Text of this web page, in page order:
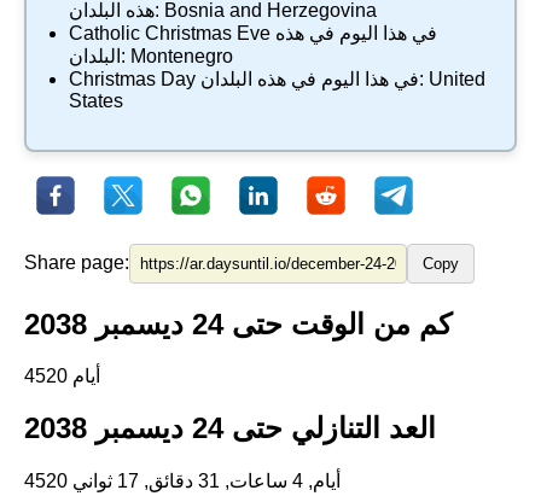
هذه البلدان: Bosnia and Herzegovina
Catholic Christmas Eve
البلدان: Montenegro
Christmas Day
في هذا اليوم في هذه البلدان: United
States
Share page: Copy
كم من الوقت حتى 24 ديسمبر 2038
4520 أيام
العد التنازلي حتى 24 ديسمبر 2038
4520 أيام, 4 ساعات, 31 دقائق, 16 ثواني